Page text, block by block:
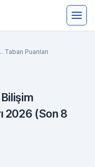
Taban Puanları
2026 (Son 8